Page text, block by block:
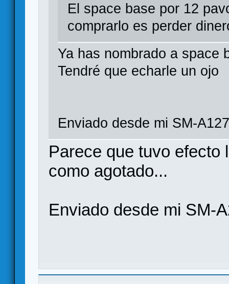
El space base por 12
comprarlo es perder
Ya has nombrado a space
Tendré que echarle un ojo
Enviado desde mi SM-
Parece que tuvo efecto
como agotado...
Enviado desde mi SM-